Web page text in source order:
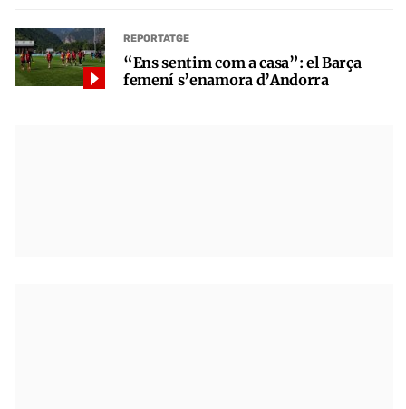
REPORTATGE
“Ens sentim com a casa”: el Barça
femení s’enamora d’Andorra